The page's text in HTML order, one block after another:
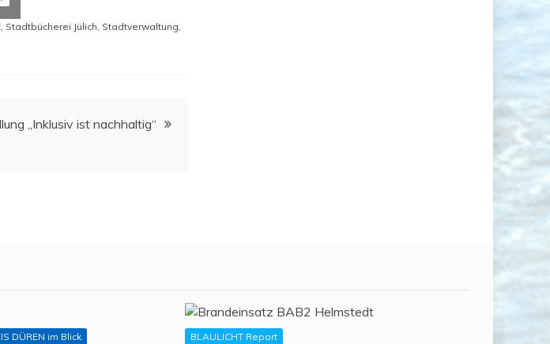
, Stadtbücherei Jülich, Stadtverwaltung,
„Inklu­siv ist nachhaltig“
DÜREN im Blick BLAULICHT Report